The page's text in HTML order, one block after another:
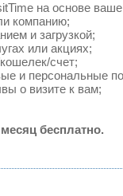
на основе
компанию;
и загрузкой;
или акциях;
счет;
и персональные
о визите к вам;
бесплатно.